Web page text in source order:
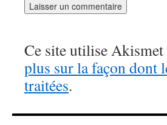
Ce site utilise
plus sur la façon dont
traitées.